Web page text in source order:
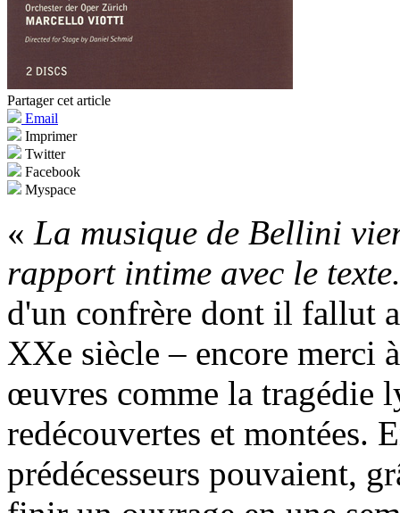
Partager cet article
Email
Imprimer
Twitter
Facebook
Myspace
« La musique de Bellini
rapport intime avec le
d'un confrère dont il fallut
XXe siècle – encore merci
œuvres comme la tragédie
redécouvertes et montées.
prédécesseurs pouvaient,